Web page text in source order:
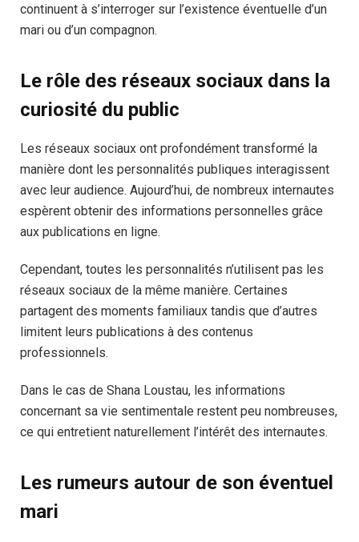
continuent à s’interroger sur l’existence éventuelle d’un
mari ou d’un compagnon.
Le rôle des réseaux sociaux dans la
curiosité du public
Les réseaux sociaux ont profondément transformé la
manière dont les personnalités publiques interagissent
avec leur audience. Aujourd’hui, de nombreux internautes
espèrent obtenir des informations personnelles grâce
aux publications en ligne.
Cependant, toutes les personnalités n’utilisent pas les
réseaux sociaux de la même manière. Certaines
partagent des moments familiaux tandis que d’autres
limitent leurs publications à des contenus
professionnels.
Dans le cas de Shana Loustau, les informations
concernant sa vie sentimentale restent peu nombreuses,
ce qui entretient naturellement l’intérêt des internautes.
Les rumeurs autour de son éventuel
mari